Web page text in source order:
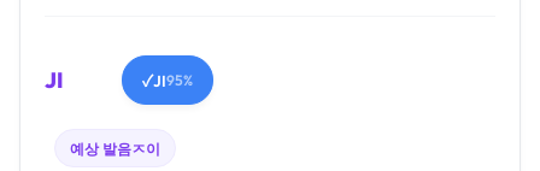
JI ✓JI95%
예상 발음ㅈ이